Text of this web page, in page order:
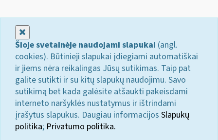
Šioje svetainėje naudojami slapukai (angl.
cookies). Būtinieji slapukai įdiegiami automatiškai
ir jiems nėra reikalingas Jūsų sutikimas. Taip pat
galite sutikti ir su kitų slapukų naudojimu. Savo
sutikimą bet kada galėsite atšaukti pakeisdami
interneto naršyklės nustatymus ir ištrindami
įrašytus slapukus. Daugiau informacijos Slapukų
politika; Privatumo politika.